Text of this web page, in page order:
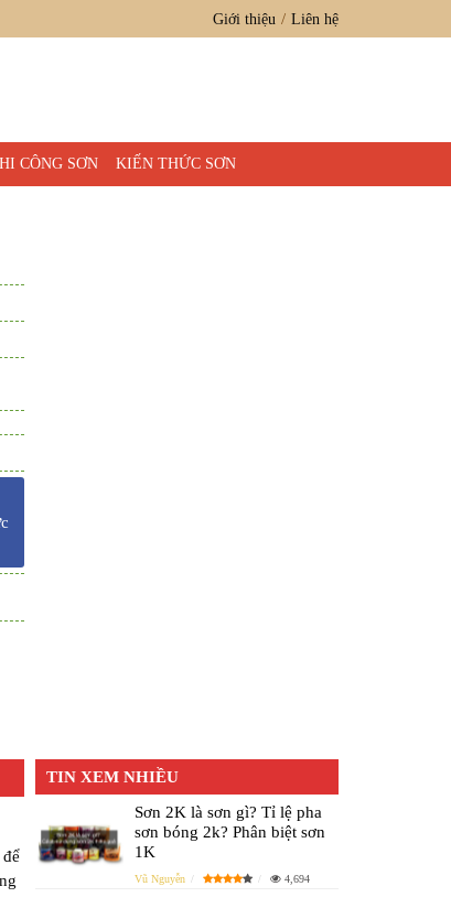
Giới thiệu Liên hệ
CÔNG SƠN KIẾN THỨC SƠN
TIN XEM NHIỀU
Sơn 2K là sơn gì? Tỉ lệ pha
sơn bóng 2k? Phân biệt sơn
1K
Vũ Nguyễn 4,694